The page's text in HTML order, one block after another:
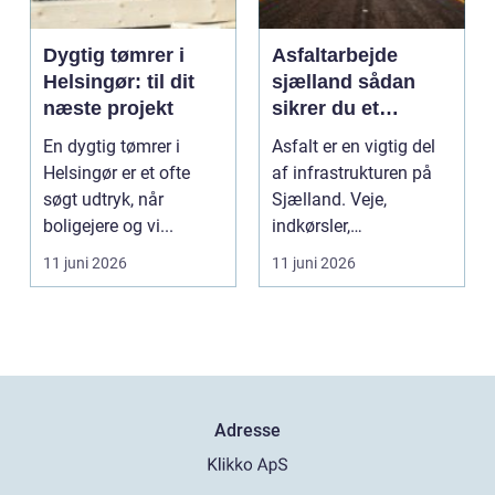
Dygtig tømrer i
Helsingør: til dit
næste projekt
En dygtig tømrer i
Helsingør er et ofte
søgt udtryk, når
boligejere og vi...
11 juni 2026
Asfaltarbejde
sjælland sådan
sikrer du et
holdbart resultat
Asfalt er en vigtig del
af infrastrukturen på
Sjælland. Veje,
indkørsler,
parkeringspladser og
stier...
11 juni 2026
Adresse